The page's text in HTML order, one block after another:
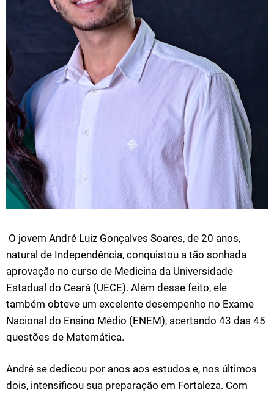
O jovem André Luiz Gonçalves Soares, de 20 anos,
natural de Independência, conquistou a tão sonhada
aprovação no curso de Medicina da Universidade
Estadual do Ceará (UECE). Além desse feito, ele
também obteve um excelente desempenho no Exame
Nacional do Ensino Médio (ENEM), acertando 43 das 45
questões de Matemática.
André se dedicou por anos aos estudos e, nos últimos
dois, intensificou sua preparação em Fortaleza. Com